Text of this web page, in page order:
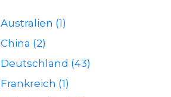
Australien (1)
China (2)
Deutschland (43)
Frankreich (1)